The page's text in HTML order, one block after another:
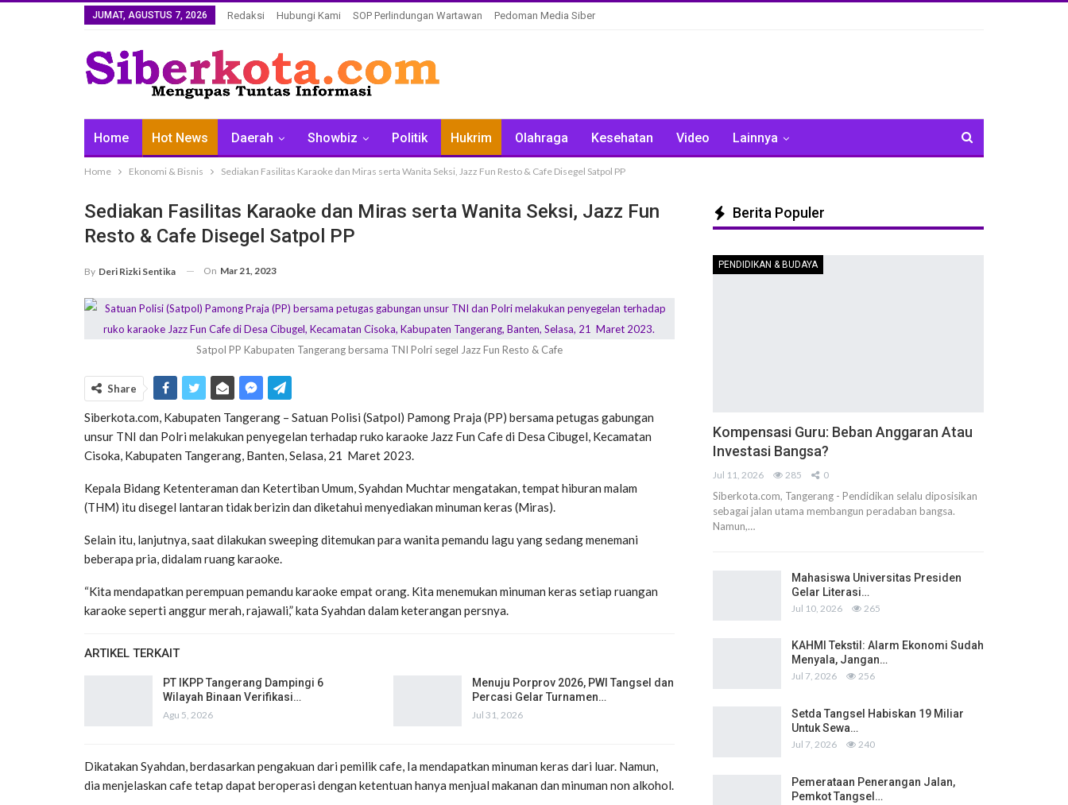
JUMAT, AGUSTUS 7, 2026 Redaksi Hubungi Kami SOP Perlindungan Wartawan Pedoman Media Siber
Home Hot News Daerah Showbiz Politik Hukrim Olahraga Kesehatan Video Lainnya
Home Ekonomi & Bisnis Sediakan Fasilitas Karaoke dan Miras serta Wanita Seksi, Jazz Fun Resto & Cafe Disegel Satpol PP
Sediakan Fasilitas Karaoke dan Miras serta Wanita Seksi, Jazz Fun
Resto & Cafe Disegel Satpol PP
By Deri Rizki Sentika On Mar 21, 2023
Satpol PP Kabupaten Tangerang bersama TNI Polri segel Jazz Fun Resto & Cafe
Share
Siberkota.com, Kabupaten Tangerang – Satuan Polisi (Satpol) Pamong Praja (PP) bersama petugas gabungan
unsur TNI dan Polri melakukan penyegelan terhadap ruko karaoke Jazz Fun Cafe di Desa Cibugel, Kecamatan
Cisoka, Kabupaten Tangerang, Banten, Selasa, 21 Maret 2023.
Kepala Bidang Ketenteraman dan Ketertiban Umum, Syahdan Muchtar mengatakan, tempat hiburan malam
(THM) itu disegel lantaran tidak berizin dan diketahui menyediakan minuman keras (Miras).
Selain itu, lanjutnya, saat dilakukan sweeping ditemukan para wanita pemandu lagu yang sedang menemani
beberapa pria, didalam ruang karaoke.
“Kita mendapatkan perempuan pemandu karaoke empat orang. Kita menemukan minuman keras setiap ruangan
karaoke seperti anggur merah, rajawali,” kata Syahdan dalam keterangan persnya.
ARTIKEL TERKAIT
PT IKPP Tangerang Dampingi 6
Wilayah Binaan Verifikasi…
Agu 5, 2026
Menuju Porprov 2026, PWI Tangsel dan
Percasi Gelar Turnamen…
Jul 31, 2026
Dikatakan Syahdan, berdasarkan pengakuan dari pemilik cafe, Ia mendapatkan minuman keras dari luar. Namun,
dia menjelaskan cafe tetap dapat beroperasi dengan ketentuan hanya menjual makanan dan minuman non alkohol.
Berita Populer
PENDIDIKAN & BUDAYA
Kompensasi Guru: Beban Anggaran Atau
Investasi Bangsa?
Jul 11, 2026 285 0
Siberkota.com, Tangerang - Pendidikan selalu diposisikan
sebagai jalan utama membangun peradaban bangsa.
Namun,…
Mahasiswa Universitas Presiden
Gelar Literasi…
Jul 10, 2026 265
KAHMI Tekstil: Alarm Ekonomi Sudah
Menyala, Jangan…
Jul 7, 2026 256
Setda Tangsel Habiskan 19 Miliar
Untuk Sewa…
Jul 7, 2026 240
Pemerataan Penerangan Jalan,
Pemkot Tangsel…